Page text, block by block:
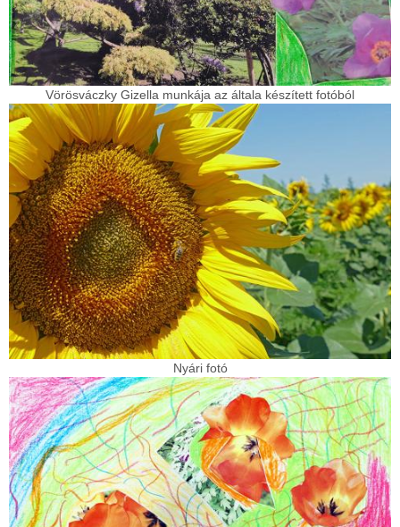
Vörösváczky Gizella munkája az általa készített fotóból
Nyári fotó